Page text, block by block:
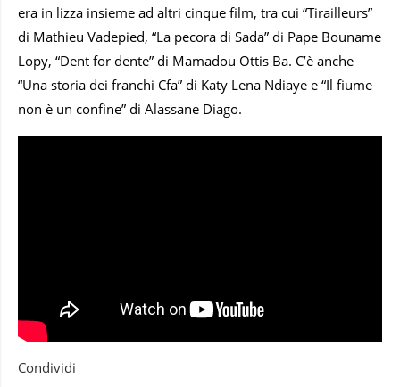
era in lizza insieme ad altri cinque film, tra cui “Tirailleurs”
di Mathieu Vadepied, “La pecora di Sada” di Pape Bouname
Lopy, “Dent for dente” di Mamadou Ottis Ba. C’è anche
“Una storia dei franchi Cfa” di Katy Lena Ndiaye e “Il fiume
non è un confine” di Alassane Diago.
Condividi